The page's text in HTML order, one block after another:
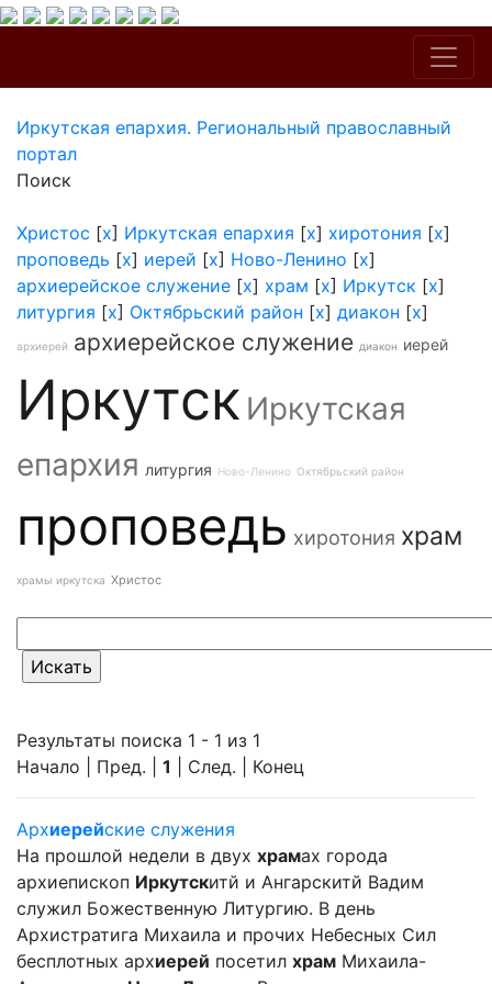
Иркутская епархия. Региональный православный
портал
Поиск
Христос [x] Иркутская епархия [x] хиротония [x]
проповедь [x] иерей [x] Ново-Ленино [x]
архиерейское служение [x] храм [x] Иркутск [x]
литургия [x] Октябрьский район [x] диакон [x]
архиерей архиерейское служение диакон иерей
Иркутск Иркутская
епархия литургия Ново-Ленино Октябрьский район
проповедь хиротония храм
храмы иркутска Христос
Результаты поиска 1 - 1 из 1
Начало | Пред. | 1 | След. | Конец
Архиерейские служения
На прошлой недели в двух храмах города
архиепископ Иркутскитй и Ангарскитй Вадим
служил Божественную Литургию. В день
Архистратига Михаила и прочих Небесных Сил
бесплотных архиерей посетил храм Михаила-